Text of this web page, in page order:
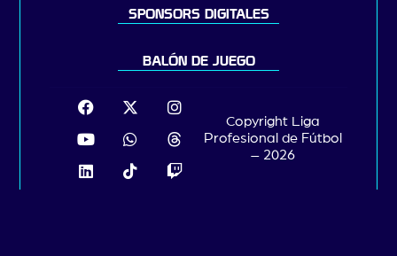
SPONSORS DIGITALES
BALÓN DE JUEGO
Copyright Liga
Profesional de Fútbol
– 2026